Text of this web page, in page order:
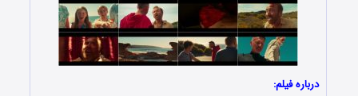
درباره فیلم: